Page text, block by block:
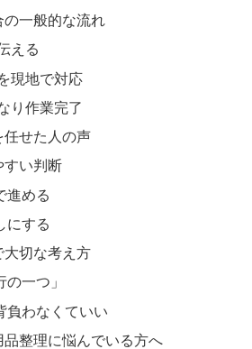
一般的な流れ
える
現地で対応
り作業完了
せた人の声
すい判断
進める
にする
切な考え方
一つ」
負わなくていい
整理に悩んでいる方へ